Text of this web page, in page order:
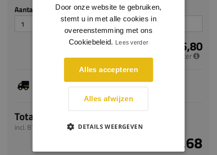
Aantal stuks
€ 25,80
per meter
Je hebt gekozen voor maatwerk, de verwachte
levertijd bedraagt 9-11 werkdagen
Totaal
incl. BTW
€ 78,68
Door onze website te gebruiken,
stemt u in met alle cookies in
overeenstemming met ons
Cookiebeleid. Lees verder
Alles accepteren
Alles afwijzen
DETAILS WEERGEVEN